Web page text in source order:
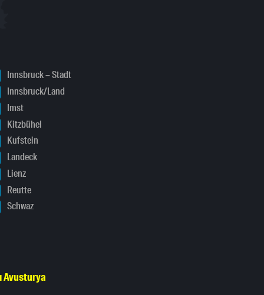
Innsbruck – Stadt
Innsbruck/Land
Imst
Kitzbühel
Kufstein
Landeck
Lienz
Reutte
Schwaz
Avusturya